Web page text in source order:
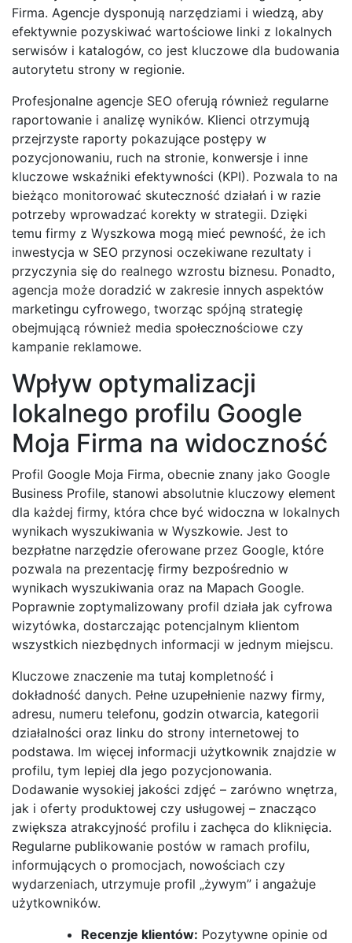
Firma. Agencje dysponują narzędziami i wiedzą, aby
efektywnie pozyskiwać wartościowe linki z lokalnych
serwisów i katalogów, co jest kluczowe dla budowania
autorytetu strony w regionie.
Profesjonalne agencje SEO oferują również regularne
raportowanie i analizę wyników. Klienci otrzymują
przejrzyste raporty pokazujące postępy w
pozycjonowaniu, ruch na stronie, konwersje i inne
kluczowe wskaźniki efektywności (KPI). Pozwala to na
bieżąco monitorować skuteczność działań i w razie
potrzeby wprowadzać korekty w strategii. Dzięki
temu firmy z Wyszkowa mogą mieć pewność, że ich
inwestycja w SEO przynosi oczekiwane rezultaty i
przyczynia się do realnego wzrostu biznesu. Ponadto,
agencja może doradzić w zakresie innych aspektów
marketingu cyfrowego, tworząc spójną strategię
obejmującą również media społecznościowe czy
kampanie reklamowe.
Wpływ optymalizacji
lokalnego profilu Google
Moja Firma na widoczność
Profil Google Moja Firma, obecnie znany jako Google
Business Profile, stanowi absolutnie kluczowy element
dla każdej firmy, która chce być widoczna w lokalnych
wynikach wyszukiwania w Wyszkowie. Jest to
bezpłatne narzędzie oferowane przez Google, które
pozwala na prezentację firmy bezpośrednio w
wynikach wyszukiwania oraz na Mapach Google.
Poprawnie zoptymalizowany profil działa jak cyfrowa
wizytówka, dostarczając potencjalnym klientom
wszystkich niezbędnych informacji w jednym miejscu.
Kluczowe znaczenie ma tutaj kompletność i
dokładność danych. Pełne uzupełnienie nazwy firmy,
adresu, numeru telefonu, godzin otwarcia, kategorii
działalności oraz linku do strony internetowej to
podstawa. Im więcej informacji użytkownik znajdzie w
profilu, tym lepiej dla jego pozycjonowania.
Dodawanie wysokiej jakości zdjęć – zarówno wnętrza,
jak i oferty produktowej czy usługowej – znacząco
zwiększa atrakcyjność profilu i zachęca do kliknięcia.
Regularne publikowanie postów w ramach profilu,
informujących o promocjach, nowościach czy
wydarzeniach, utrzymuje profil „żywym” i angażuje
użytkowników.
Recenzje klientów: Pozytywne opinie od